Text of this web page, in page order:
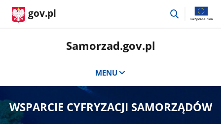
gov.pl
przejdź
Samorzad.gov.pl
MENU
WSPARCIE CYFRYZACJI SAMORZĄDÓW